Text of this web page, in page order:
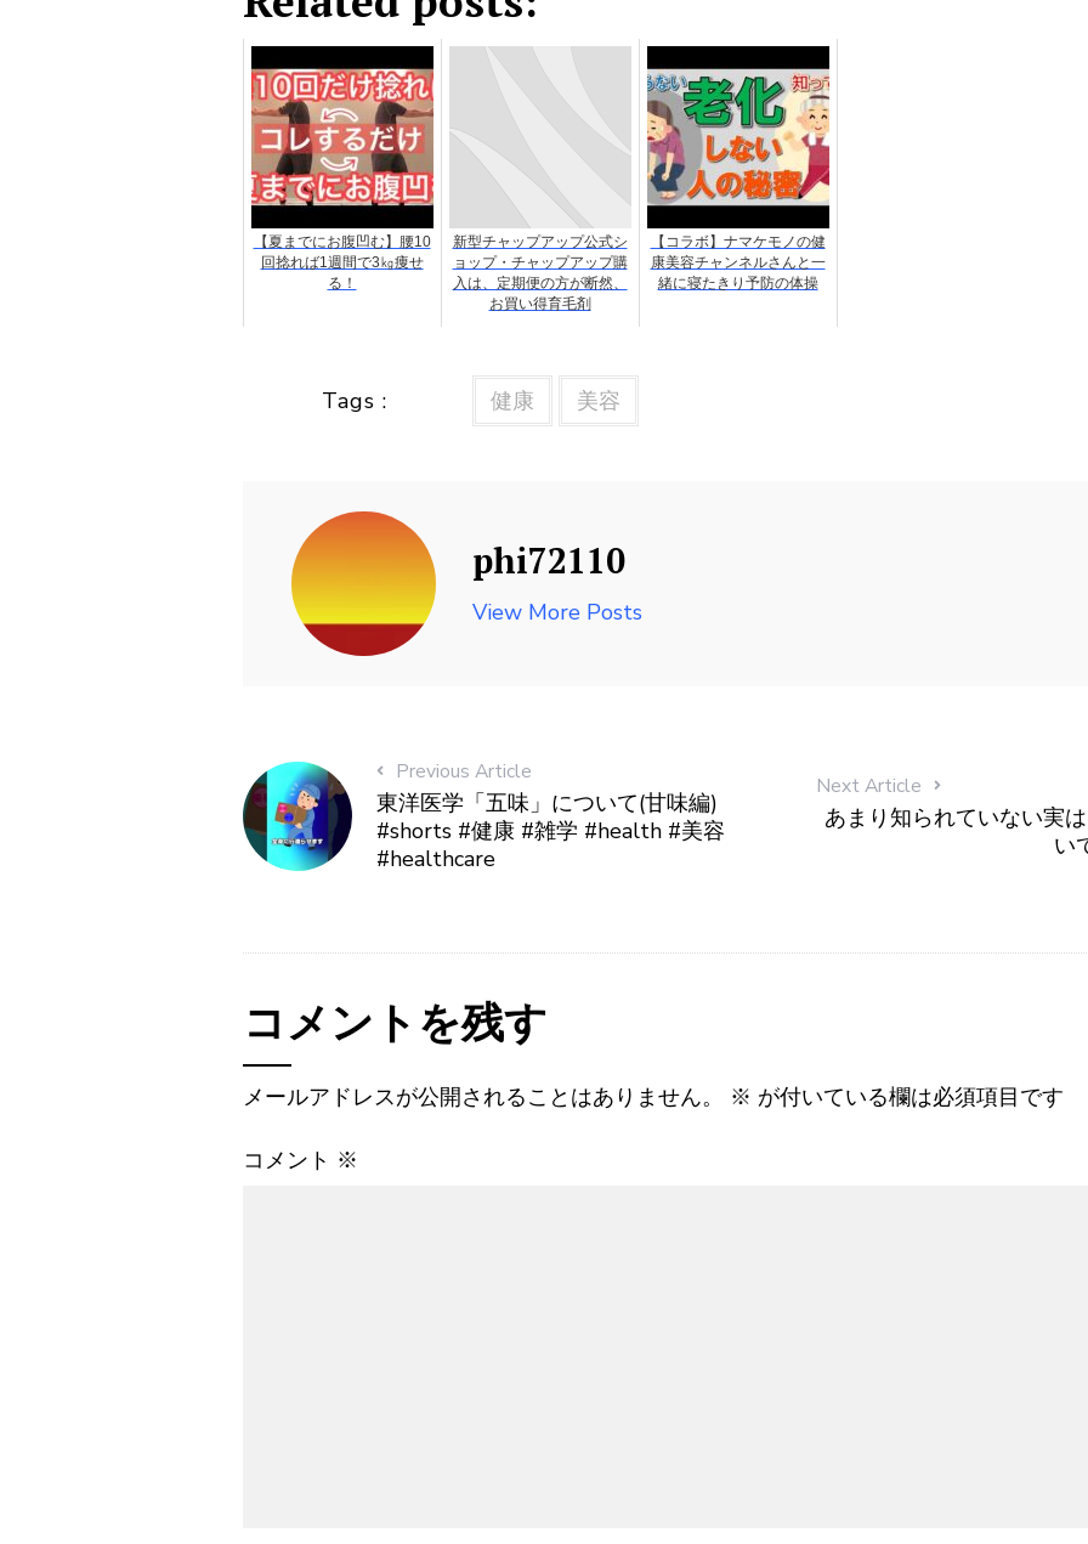
【夏までにお腹凹む】腰10
回捻れば1週間で3㎏痩せ
る！
新型チャップアップ公式シ
ョップ・チャップアップ購
入は、定期便の方が断然、
お買い得育毛剤
【コラボ】ナマケモノの健
康美容チャンネルさんと一
緒に寝たきり予防の体操
Tags : 健康 美容
phi72110
View More Posts
Previous Article
東洋医学「五味」について(甘味編)
#shorts #健康 #雑学 #health #美容
#healthcare
Next Article
あまり知られていない実
い
コメントを残す
メールアドレスが公開されることはありません。 ※ が付いている欄は必須項目です
コメント ※